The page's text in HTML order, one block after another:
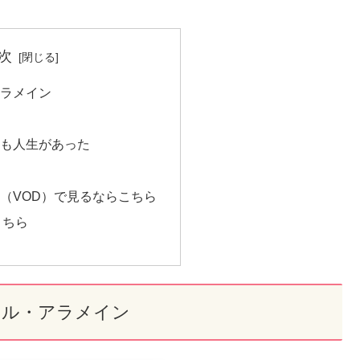
メイン
人生があった
VOD）で見るならこちら
ら
・アラメイン